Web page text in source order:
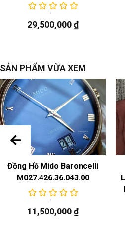
29,500,000₫
SẢN PHẨM VỪA XEM
Đồng Hồ Mido Baroncelli
M027.426.36.043.00
11,500,000₫